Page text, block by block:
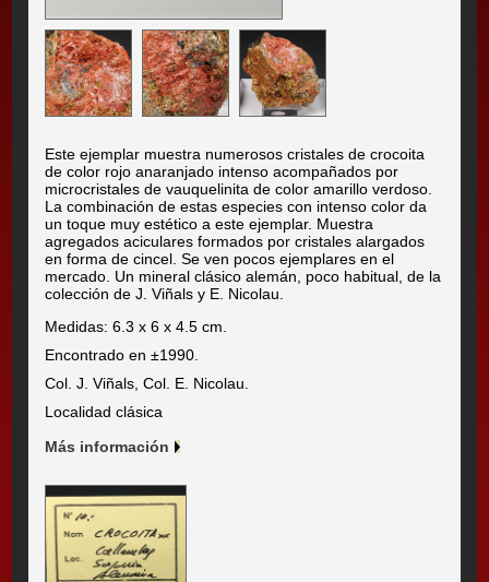
Este ejemplar muestra numerosos cristales de crocoita
de color rojo anaranjado intenso acompañados por
microcristales de vauquelinita de color amarillo verdoso.
La combinación de estas especies con intenso color da
un toque muy estético a este ejemplar. Muestra
agregados aciculares formados por cristales alargados
en forma de cincel. Se ven pocos ejemplares en el
mercado. Un mineral clásico alemán, poco habitual, de la
colección de J. Viñals y E. Nicolau.
Medidas: 6.3 x 6 x 4.5 cm.
Encontrado en ±1990.
Col. J. Viñals, Col. E. Nicolau.
Localidad clásica
Más información